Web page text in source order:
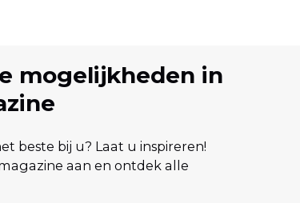
mogelijkheden in
beste bij u? Laat u inspireren!
aan en ontdek alle